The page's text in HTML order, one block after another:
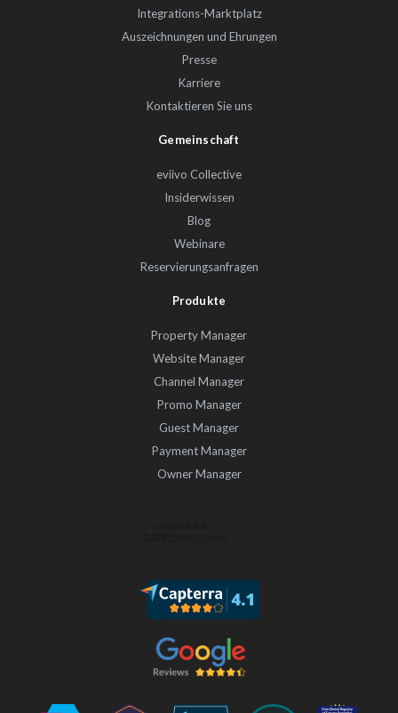
Integrations-Marktplatz
Auszeichnungen und Ehrungen
Presse
Karriere
Kontaktieren Sie uns
Gemeinschaft
eviivo Collective
Insiderwissen
Blog
Webinare
Reservierungsanfragen
Produkte
Property Manager
Website Manager
Channel Manager
Promo Manager
Guest Manager
Payment Manager
Owner Manager